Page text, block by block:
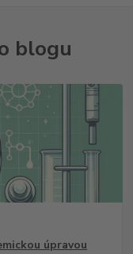
blogu
úpravou